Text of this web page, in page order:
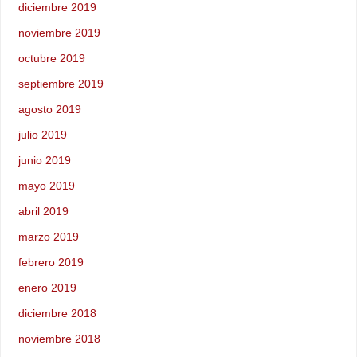
diciembre 2019
noviembre 2019
octubre 2019
septiembre 2019
agosto 2019
julio 2019
junio 2019
mayo 2019
abril 2019
marzo 2019
febrero 2019
enero 2019
diciembre 2018
noviembre 2018